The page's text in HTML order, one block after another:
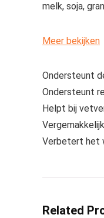
melk, soja,
Meer bekijken
Ondersteunt
Ondersteunt
Helpt bij
Verbetert het
Related